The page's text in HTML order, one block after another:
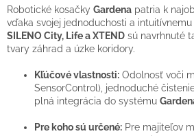
l
á
d
i
e
p
v
Robotické kosačky Gardena patria k
vďaka svojej jednoduchosti a
SILENO City, Life a XTEND sú navrhnuté
tvary záhrad a úzke koridory.
Kľúčové vlastnosti: Odolnosť voči
SensorControl), jednoduché
plná integrácia do systému
Pre koho sú určené: Pre majiteľov